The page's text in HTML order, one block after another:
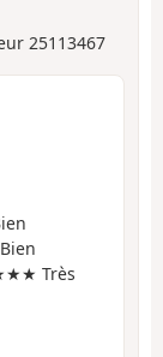
25113467
Très